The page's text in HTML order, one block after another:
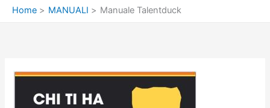
Home MANUALI Manuale Talentduck